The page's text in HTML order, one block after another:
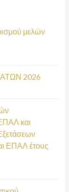
μελών
2026
και
ΕΠΑΛ έτους